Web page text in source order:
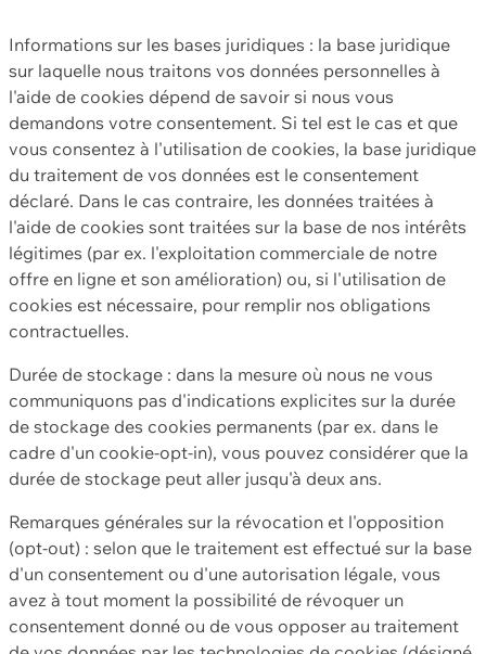
Informations sur les bases juridiques : la base juridique
sur laquelle nous traitons vos données personnelles à
l'aide de cookies dépend de savoir si nous vous
demandons votre consentement. Si tel est le cas et que
vous consentez à l'utilisation de cookies, la base juridique
du traitement de vos données est le consentement
déclaré. Dans le cas contraire, les données traitées à
l'aide de cookies sont traitées sur la base de nos intérêts
légitimes (par ex. l'exploitation commerciale de notre
offre en ligne et son amélioration) ou, si l'utilisation de
cookies est nécessaire, pour remplir nos obligations
contractuelles.
Durée de stockage : dans la mesure où nous ne vous
communiquons pas d'indications explicites sur la durée
de stockage des cookies permanents (par ex. dans le
cadre d'un cookie-opt-in), vous pouvez considérer que la
durée de stockage peut aller jusqu'à deux ans.
Remarques générales sur la révocation et l'opposition
(opt-out) : selon que le traitement est effectué sur la base
d'un consentement ou d'une autorisation légale, vous
avez à tout moment la possibilité de révoquer un
consentement donné ou de vous opposer au traitement